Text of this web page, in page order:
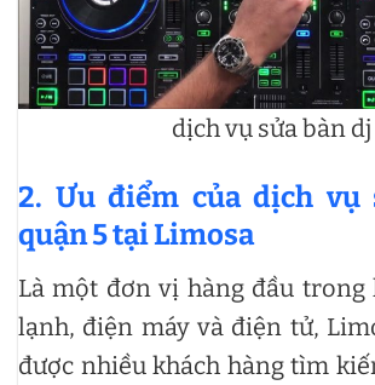
dịch vụ sửa bàn dj
2. Ưu điểm của dịch vụ
quận 5 tại Limosa
Là một đơn vị hàng đầu
lạnh, điện máy và điện tử,
được nhiều khách hàng tìm